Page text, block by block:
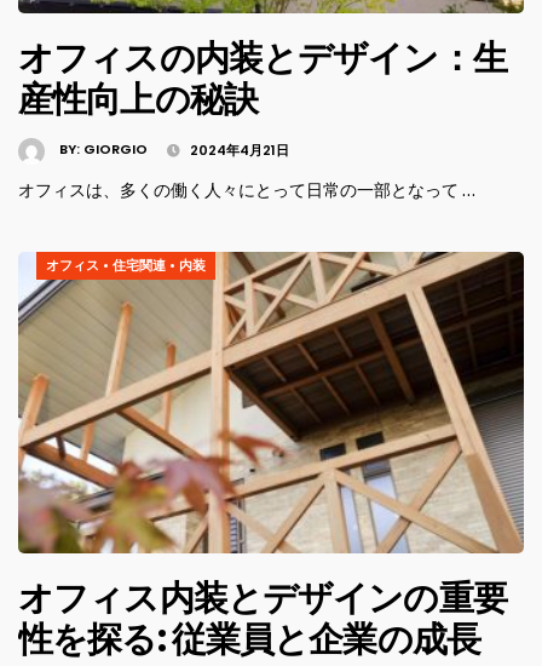
オフィスの内装とデザイン：生
産性向上の秘訣
BY: GIORGIO 2024年4月21日
オフィスは、多くの働く人々にとって日常の一部となって …
オフィス • 住宅関連 • 内装
オフィス内装とデザインの重要
性を探る: 従業員と企業の成長